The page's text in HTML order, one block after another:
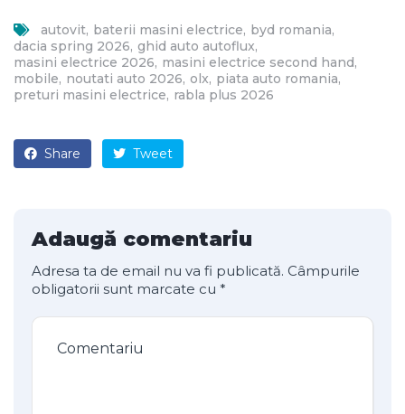
autovit baterii masini electrice byd romania
dacia spring 2026 ghid auto autoflux
masini electrice 2026 masini electrice second hand
mobile noutati auto 2026 olx piata auto romania
preturi masini electrice rabla plus 2026
Share Tweet
Adaugă comentariu
Adresa ta de email nu va fi publicată. Câmpurile
obligatorii sunt marcate cu *